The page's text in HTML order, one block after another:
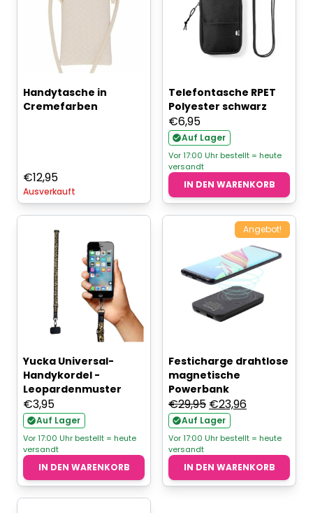
Handytasche in
Cremefarben
€12,95
Ausverkauft
Telefontasche RPET
Polyester schwarz
€6,95
Auf Lager
Vor 17:00 Uhr bestellt = heute
versandt
IN DEN WARENKORB
Yucka Universal-
Handykordel -
Leopardenmuster
€3,95
Auf Lager
Vor 17:00 Uhr bestellt = heute
versandt
IN DEN WARENKORB
Angebot!
Festicharge drahtlose
magnetische
Powerbank
€29,95 Ursprünglicher
Preis
war:
€29,95
€23,96Aktueller
ist:
€23,96.
Auf Lager
Vor 17:00 Uhr bestellt = heute
versandt
IN DEN WARENKORB